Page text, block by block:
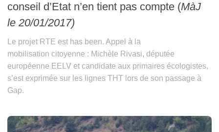
conseil d’Etat n’en tient pas compte (MàJ
le 20/01/2017)
Le projet RTE est has been. Appel à la
mobilisation citoyenne : Michèle Rivasi, députée
européenne EELV et candidate aux primaires écologistes,
s’est exprimée sur les lignes THT lors de son passage à
Gap.